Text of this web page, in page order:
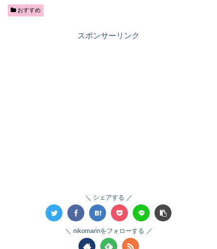
おすすめ
スポンサーリンク
シェアする
nikomarinをフォローする